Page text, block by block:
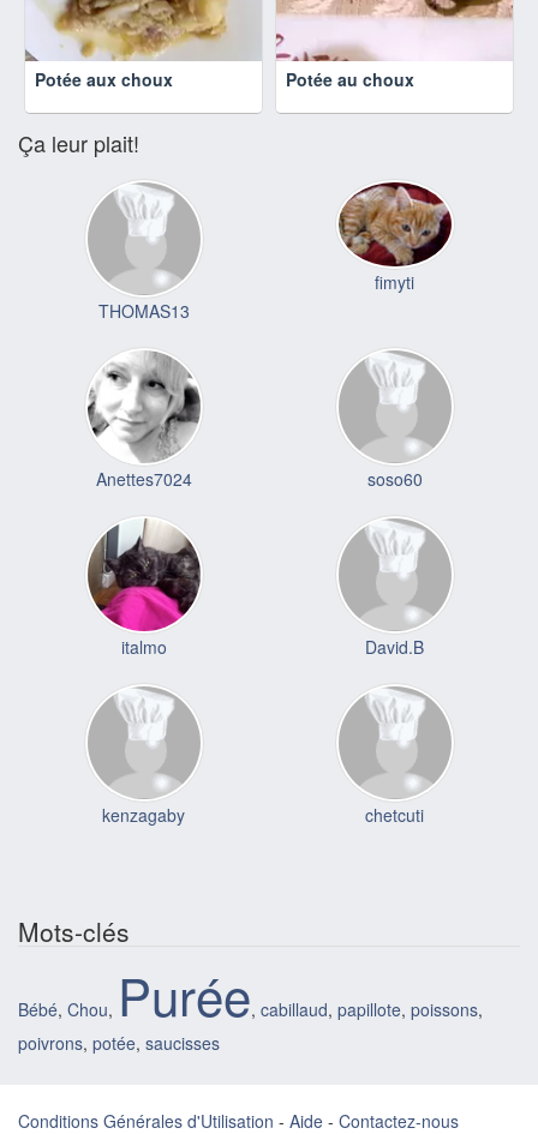
Potée aux choux Potée au choux
Ça leur plait!
THOMAS13
fimyti
Anettes7024 soso60
italmo David.B
kenzagaby chetcuti
Mots-clés
Bébé, Chou, Purée, cabillaud, papillote, poissons,
poivrons, potée, saucisses
Conditions Générales d'Utilisation - Aide - Contactez-nous